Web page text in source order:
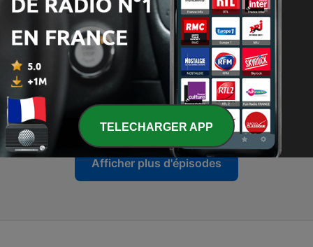
58 - الحلقة 28
الحلقة 27
15 févr. 2026
56 -
15 févr. 2026
Afficher plus d'épisodes
TELECHARGER APP